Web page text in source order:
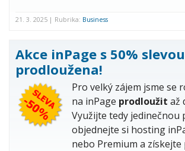
21. 3. 2025 | Rubrika: Business
Akce inPage s 50% slevou
prodloužena!
Pro velký zájem jsme se
na inPage prodloužit až
Využijte tedy jedinečnou
objednejte si hosting
nebo Premium a